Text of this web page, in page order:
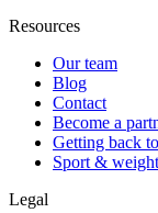
Resources
Our team
Blog
Contact
Become a
Getting back
Sport &
Legal